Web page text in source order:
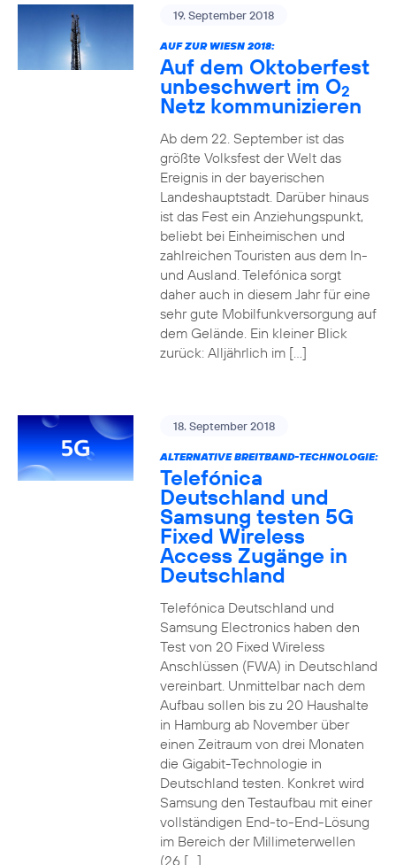
19. September 2018
AUF ZUR WIESN 2018:
Auf dem Oktoberfest
unbeschwert im O2
Netz kommunizieren
Ab dem 22. September ist das
größte Volksfest der Welt das
Ereignis in der bayerischen
Landeshauptstadt. Darüber hinaus
ist das Fest ein Anziehungspunkt,
beliebt bei Einheimischen und
zahlreichen Touristen aus dem In-
und Ausland. Telefónica sorgt
daher auch in diesem Jahr für eine
sehr gute Mobilfunkversorgung auf
dem Gelände. Ein kleiner Blick
zurück: Alljährlich im […]
18. September 2018
ALTERNATIVE BREITBAND-TECHNOLOGIE:
Telefónica
Deutschland und
Samsung testen 5G
Fixed Wireless
Access Zugänge in
Deutschland
Telefónica Deutschland und
Samsung Electronics haben den
Test von 20 Fixed Wireless
Anschlüssen (FWA) in Deutschland
vereinbart. Unmittelbar nach dem
Aufbau sollen bis zu 20 Haushalte
in Hamburg ab November über
einen Zeitraum von drei Monaten
die Gigabit-Technologie in
Deutschland testen. Konkret wird
Samsung den Testaufbau mit einer
vollständigen End-to-End-Lösung
im Bereich der Millimeterwellen
(26 […]